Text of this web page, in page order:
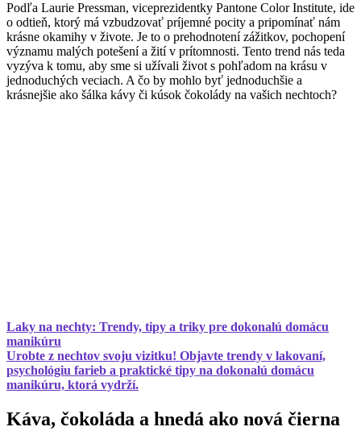
Podľa Laurie Pressman, viceprezidentky Pantone Color Institute, ide
o odtieň, ktorý má vzbudzovať príjemné pocity a pripomínať nám
krásne okamihy v živote. Je to o prehodnotení zážitkov, pochopení
významu malých potešení a žití v prítomnosti. Tento trend nás teda
vyzýva k tomu, aby sme si užívali život s pohľadom na krásu v
jednoduchých veciach. A čo by mohlo byť jednoduchšie a
krásnejšie ako šálka kávy či kúsok čokolády na vašich nechtoch?
Laky na nechty: Trendy, tipy a triky pre dokonalú domácu
manikúru
Urobte z nechtov svoju vizitku! Objavte trendy v lakovaní,
psychológiu farieb a praktické tipy na dokonalú domácu
manikúru, ktorá vydrží.
Káva, čokoláda a hnedá ako nová čierna